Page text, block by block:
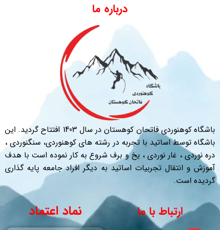
درباره ما
باشگاه کوهنوردی فاتحان کوهستان در سال 1403 افتتاح گردید. این
باشگاه توسط اساتید با تجربه در رشته های کوهنوردی، سنگنوردی ،
دره نوردی ، غار نوردی ، یخ و برف شروع به کار نموده است با هدف
آموزش و انتقال تجربیات اساتید به دیگر افراد جامعه پایه گذاری
گردیده است.
ارتباط با ما نماد اعتماد